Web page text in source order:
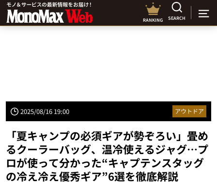
RANKING SEARCH
2025/08/16 19:00 アウトドア
「夏キャンプの必須ギアが勢ぞろい」畳め
るクーラーバッグ、温冷使えるジャグ…プ
ロが使って分かった“キャプテンスタッグ
の冷え冷え優秀ギア”6選を徹底解説